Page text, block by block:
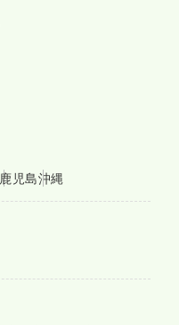
鹿児島沖縄